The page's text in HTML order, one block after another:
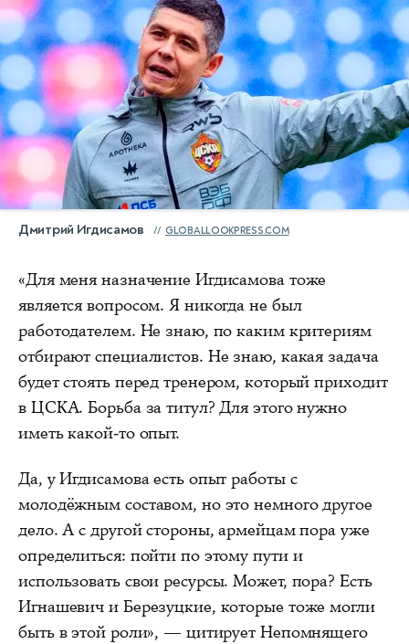
Дмитрий Игдисамов GLOBALLOOKPRESS.COM
«Для меня назначение Игдисамова тоже
является вопросом. Я никогда не был
работодателем. Не знаю, по каким критериям
отбирают специалистов. Не знаю, какая задача
будет стоять перед тренером, который приходит
в ЦСКА. Борьба за титул? Для этого нужно
иметь какой-то опыт.
Да, у Игдисамова есть опыт работы с
молодёжным составом, но это немного другое
дело. А с другой стороны, армейцам пора уже
определиться: пойти по этому пути и
использовать свои ресурсы. Может, пора? Есть
Игнашевич и Березуцкие, которые тоже могли
быть в этой роли», — цитирует Непомнящего